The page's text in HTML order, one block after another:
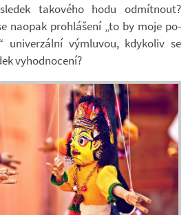
ta­ko­vého hodu od­mít­nout?
na­o­pak pro­hlá­šení „to by moje po­
uni­ver­zální vý­mluvou, kdy­ko­liv se
vy­hod­no­cení?